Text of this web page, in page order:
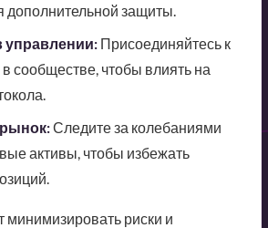
дополнительной защиты.
управлении:Присоединяйтесь к
сообществе, чтобы влиять на
Следите за колебаниями
активы, чтобы избежать
минимизировать риски и